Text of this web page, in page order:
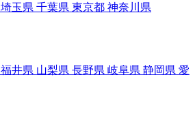
埼玉県 千葉県 東京都 神奈川県
福井県 山梨県 長野県 岐阜県 静岡県 愛